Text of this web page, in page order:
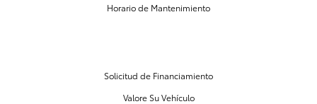
Horario de Mantenimiento
Solicitud de Financiamiento
Valore Su Vehículo